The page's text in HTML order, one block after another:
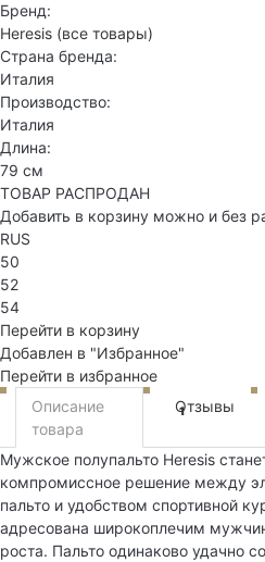
Бренд:
Heresis (все товары)
Страна бренда:
Италия
Производство:
Италия
Длина:
79 см
ТОВАР РАСПРОДАН
Добавить в корзину можно и без
RUS
50
52
54
Перейти в корзину
Добавлен в "Избранное"
Перейти в избранное
Описание
товара
Отзывы
1
Мужское полупальто Heresis
компромиссное решение между
пальто и удобством спортивной
адресована широкоплечим
роста. Пальто одинаково удачно